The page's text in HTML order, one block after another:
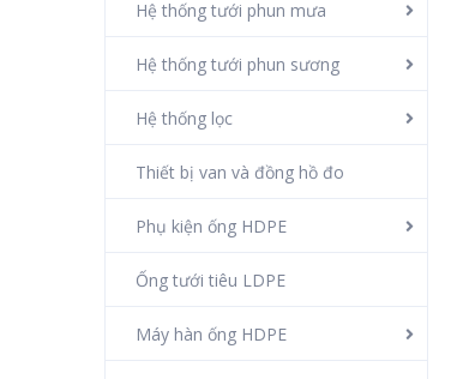
Hệ thống tưới phun mưa
Hệ thống tưới phun sương
Hệ thống lọc
Thiết bị van và đồng hồ đo
Phụ kiện ống HDPE
Ống tưới tiêu LDPE
Máy hàn ống HDPE